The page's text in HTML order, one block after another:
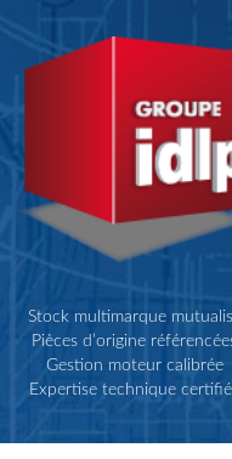
Stock multimarque
Pièces d’origine
Gestion moteur calibrée
Expertise technique